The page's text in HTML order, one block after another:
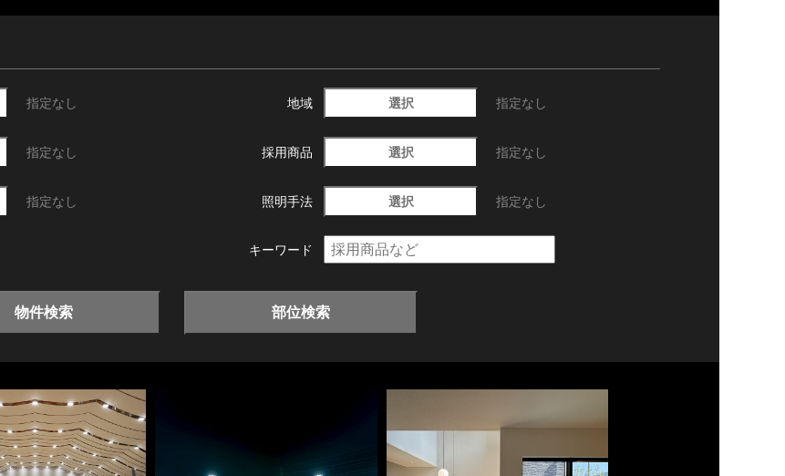
指定なし 地域 選択 指定なし
指定なし 採用商品 選択 指定なし
指定なし 照明手法 選択 指定なし
キーワード
物件検索 部位検索